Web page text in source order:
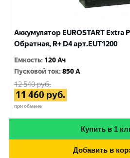
Аккумулятор EUROSTART Extra
Обратная, R+ D4 арт.EUT1200
Емкость: 120 Ач
Пусковой ток:850 A
12 540руб.
11 460 руб.
при обмене
Купить в 1
Добавить в